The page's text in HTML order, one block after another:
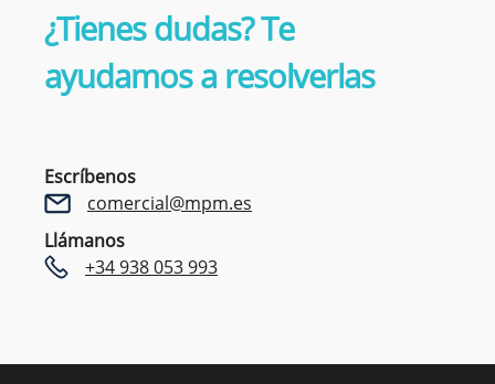
¿Tienes dudas? Te
ayudamos a resolverlas
Escríbenos
comercial@mpm.es
Llámanos
+34 938 053 993